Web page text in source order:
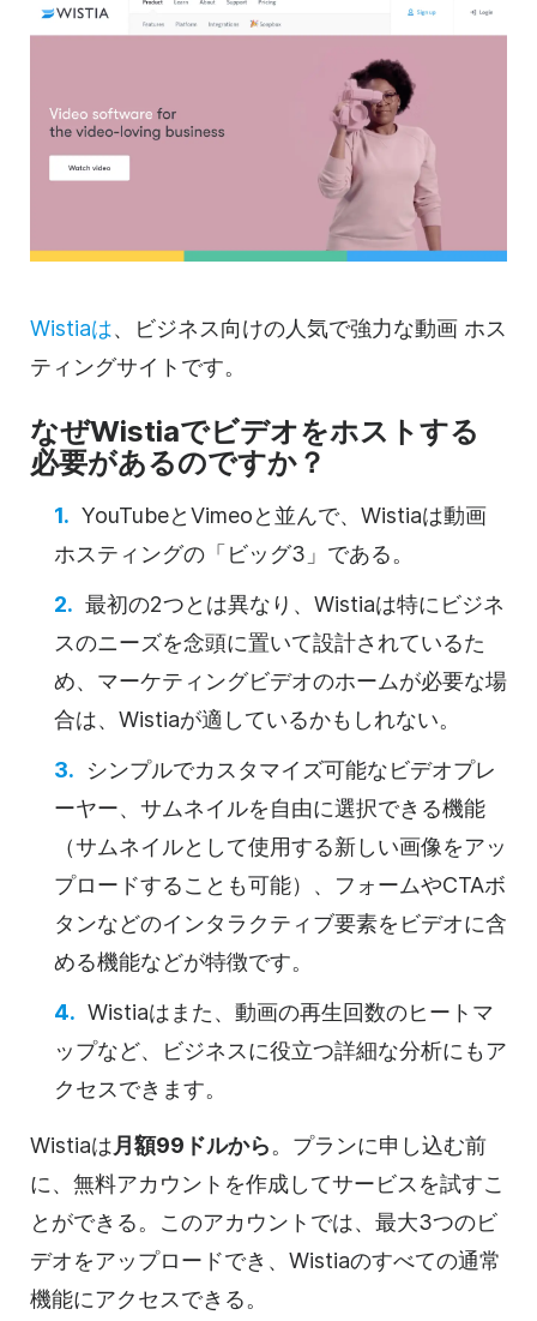
Wistiaは、ビジネス向けの人気で強力な動画 ホス
ティングサイト です。
なぜWistiaでビデオをホストする
必要があるのですか？
YouTubeとVimeoと並んで、Wistiaは動画
ホスティングの 「ビッグ3」である。
最初の2つとは異なり、Wistiaは特にビジネ
スのニーズを念頭に置いて設計されているた
め、マーケティングビデオのホームが必要な場
合は、Wistiaが適しているかもしれない。
シンプルでカスタマイズ可能なビデオプレ
ーヤー、サムネイルを自由に選択できる機能
（サムネイルとして使用する新しい画像をアッ
プロードすることも可能）、フォームやCTAボ
タンなどのインタラクティブ要素をビデオに含
める機能などが特徴です。
Wistiaはまた、動画の再生回数のヒートマ
ップなど、ビジネスに役立つ詳細な分析にもア
クセスできます。
Wistiaは月額99ドルから。プランに申し込む前
に、無料アカウントを作成してサービスを試すこ
とができる。このアカウントでは、最大3つのビ
デオをアップロードでき、Wistiaのすべての通常
機能にアクセスできる。